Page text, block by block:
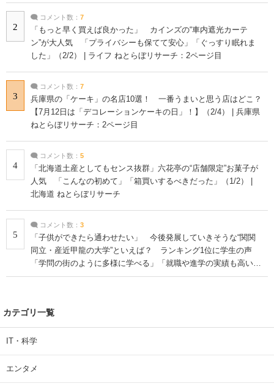
2
コメント数： 7
「もっと早く買えば良かった」 カインズの“車内遮光カーテ
ン”が大人気 「プライバシーも保てて安心」「ぐっすり眠れま
した」（2/2） | ライフ ねとらぼリサーチ：2ページ目
3
コメント数： 7
兵庫県の「ケーキ」の名店10選！ 一番うまいと思う店はどこ？
【7月12日は「デコレーションケーキの日」！】（2/4） | 兵庫県
ねとらぼリサーチ：2ページ目
4
コメント数： 5
「北海道土産としてもセンス抜群」六花亭の“店舗限定”お菓子が
人気 「こんなの初めて」「箱買いするべきだった」（1/2） |
北海道 ねとらぼリサーチ
5
コメント数： 3
「子供ができたら通わせたい」 今後発展していきそうな“関関
同立・産近甲龍の大学”といえば？ ランキング1位に学生の声
「学問の街のように多様に学べる」「就職や進学の実績も高い」
| 大学 ねとらぼリサーチ
カテゴリ一覧
IT・科学
エンタメ